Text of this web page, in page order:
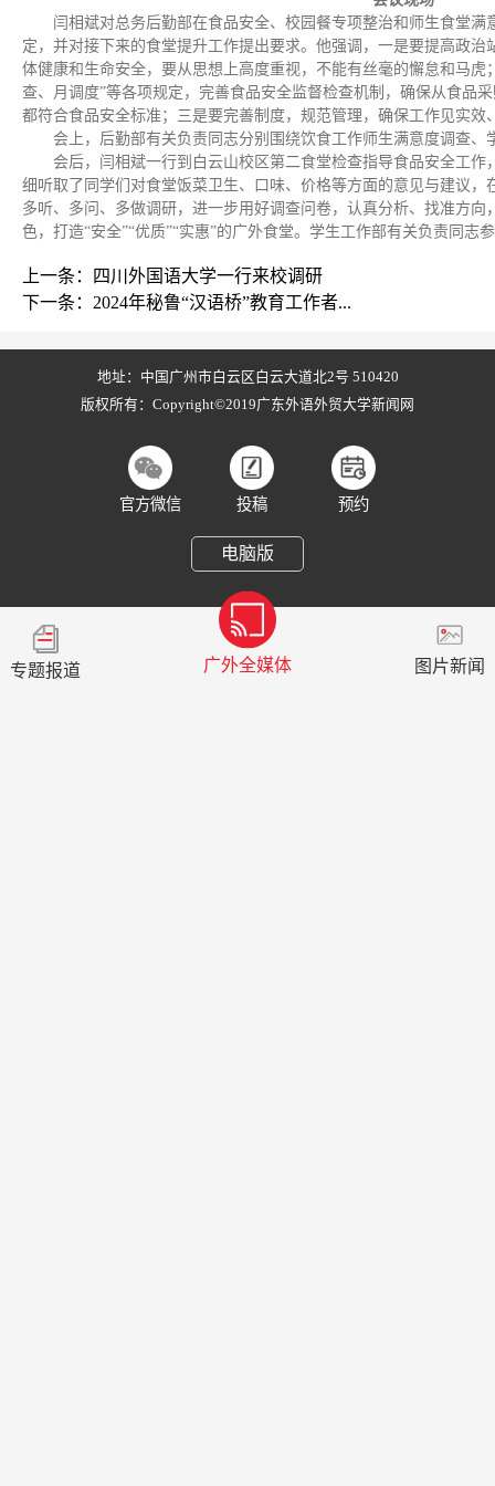
闫相斌对总务后勤部在食品安全、校园餐专项整治和师生食堂
定，并对接下来的食堂提升工作提出要求。他强调，一是要提高政
体健康和生命安全，要从思想上高度重视，不能有丝毫的懈怠和马虎
查、月调度”等各项规定，完善食品安全监督检查机制，确保从食品
都符合食品安全标准；三是要完善制度，规范管理，确保工作见实效
会上，后勤部有关负责同志分别围绕饮食工作师生满意度调查、
会后，闫相斌一行到白云山校区第二食堂检查指导食品安全工作
细听取了同学们对食堂饭菜卫生、口味、价格等方面的意见与建议，
多听、多问、多做调研，进一步用好调查问卷，认真分析、找准方向
色，打造“安全”“优质”“实惠”的广外食堂。学生工作部有关负责同志
上一条：四川外国语大学一行来校调研
下一条：2024年秘鲁“汉语桥”教育工作者...
地址：中国广州市白云区白云大道北2号 510420
版权所有：Copyright©2019广东外语外贸大学新闻网
官方微信 投稿 预约
电脑版
专题报道 广外全媒体 图片新闻